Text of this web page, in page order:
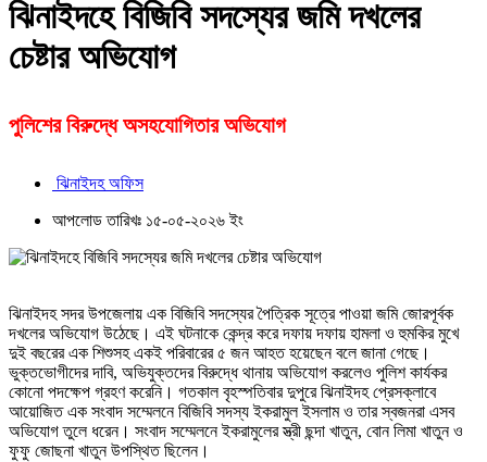
ঝিনাইদহে বিজিবি সদস্যের জমি দখলের
চেষ্টার অভিযোগ
পুলিশের বিরুদ্ধে অসহযোগিতার অভিযোগ
ঝিনাইদহ অফিস
আপলোড তারিখঃ ১৫-০৫-২০২৬ ইং
ঝিনাইদহ সদর উপজেলায় এক বিজিবি সদস্যের পৈত্রিক সূত্রে পাওয়া জমি জোরপূর্বক
দখলের অভিযোগ উঠেছে। এই ঘটনাকে কেন্দ্র করে দফায় দফায় হামলা ও হুমকির মুখে
দুই বছরের এক শিশুসহ একই পরিবারের ৫ জন আহত হয়েছেন বলে জানা গেছে।
ভুক্তভোগীদের দাবি, অভিযুক্তদের বিরুদ্ধে থানায় অভিযোগ করলেও পুলিশ কার্যকর
কোনো পদক্ষেপ গ্রহণ করেনি। গতকাল বৃহস্পতিবার দুপুরে ঝিনাইদহ প্রেসক্লাবে
আয়োজিত এক সংবাদ সম্মেলনে বিজিবি সদস্য ইকরামুল ইসলাম ও তার স্বজনরা এসব
অভিযোগ তুলে ধরেন। সংবাদ সম্মেলনে ইকরামুলের স্ত্রী ছন্দা খাতুন, বোন লিমা খাতুন ও
ফুফু জোছনা খাতুন উপস্থিত ছিলেন।